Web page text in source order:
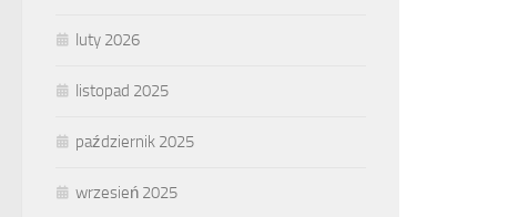
luty 2026
listopad 2025
październik 2025
wrzesień 2025